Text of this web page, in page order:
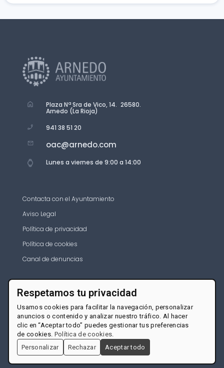
Plaza Nª Sra de Vico, 14. 26580.
Arnedo (La Rioja)
941 38 51 20
oac@arnedo.com
Lunes a viernes de 9:00 a 14:00
Contacta con el Ayuntamiento
Aviso Legal
Política de privacidad
Política de cookies
Canal de denuncias
Respetamos tu privacidad
Usamos cookies para facilitar la navegación, personalizar
anuncios o contenido y analizar nuestro tráfico. Al hacer
clic en “Aceptar todo” puedes gestionar tus preferencias
de cookies. Política de cookies.
Personalizar
Rechazar Aceptar todo